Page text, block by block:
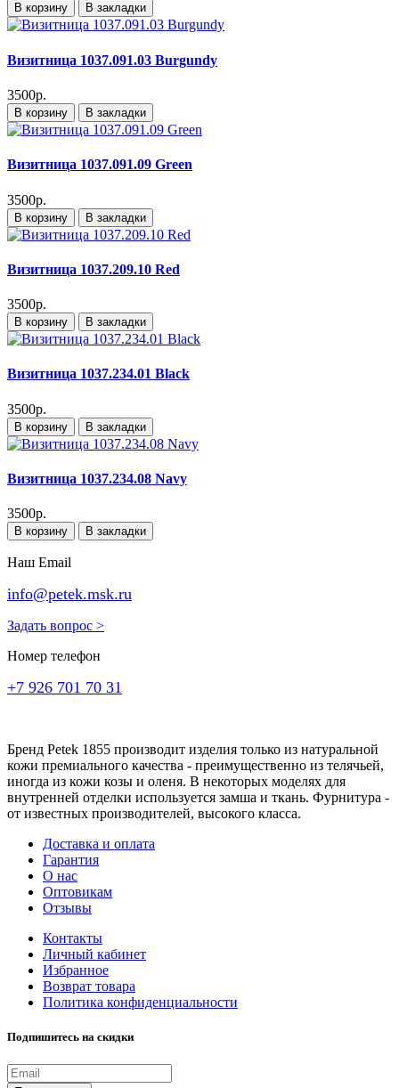
В корзину В закладки
Визитница 1037.091.03 Burgundy
3500р.
В корзину В закладки
Визитница 1037.091.09 Green
3500р.
В корзину В закладки
Визитница 1037.209.10 Red
3500р.
В корзину В закладки
Визитница 1037.234.01 Black
3500р.
В корзину В закладки
Визитница 1037.234.08 Navy
3500р.
В корзину В закладки
Наш Email
info@petek.msk.ru
Задать вопрос >
Номер телефон
+7 926 701 70 31
Бренд Petek 1855 производит изделия только из натуральной
кожи премиального качества - преимущественно из телячьей,
иногда из кожи козы и оленя. В некоторых моделях для
внутренней отделки используется замша и ткань. Фурнитура -
от известных производителей, высокого класса.
Доставка и оплата
Гарантия
О нас
Оптовикам
Отзывы
Контакты
Личный кабинет
Избранное
Возврат товара
Политика конфиденциальности
Подпишитесь на скидки